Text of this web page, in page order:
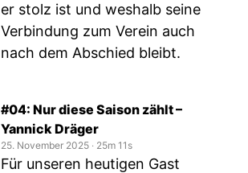
er stolz ist und weshalb seine
Verbindung zum Verein auch
nach dem Abschied bleibt.
#04: Nur diese Saison zählt –
Yannick Dräger
25. November 2025 ‧ 25m 11s
Für unseren heutigen Gast